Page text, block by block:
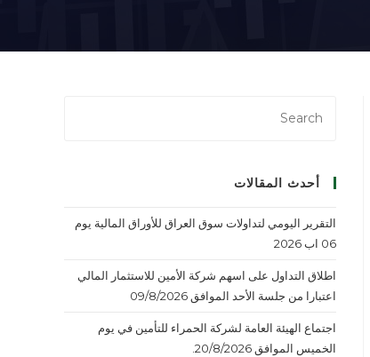
أحدث المقالات
التقرير اليومي لتداولات سوق العراق للأوراق المالية يوم
06 اب 2026
اطلاق التداول على اسهم شركة الأمين للاستثمار المالي
اعتبارا من جلسة الأحد الموافق 09/8/2026
اجتماع الهيئة العامة لشركة الحمراء للتأمين في يوم
الخميس الموافق 20/8/2026.